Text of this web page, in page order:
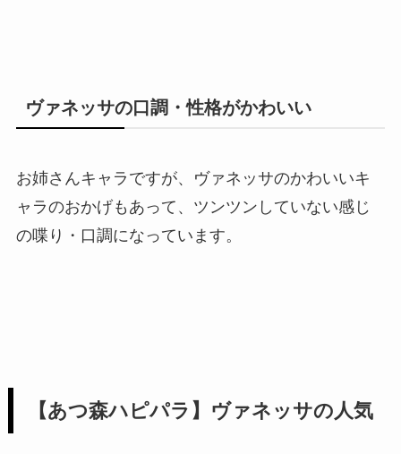
ヴァネッサの口調・性格がかわいい
お姉さんキャラですが、ヴァネッサのかわいいキ
ャラのおかげもあって、ツンツンしていない感じ
の喋り・口調になっています。
【あつ森ハピパラ】ヴァネッサの人気